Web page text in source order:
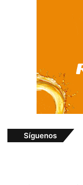
Síguenos